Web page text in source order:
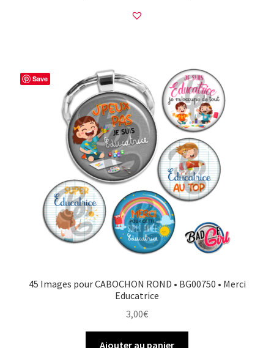
Save
45 Images pour CABOCHON ROND • BG00750 • Merci
Educatrice
3,00€
Ajouter au panier